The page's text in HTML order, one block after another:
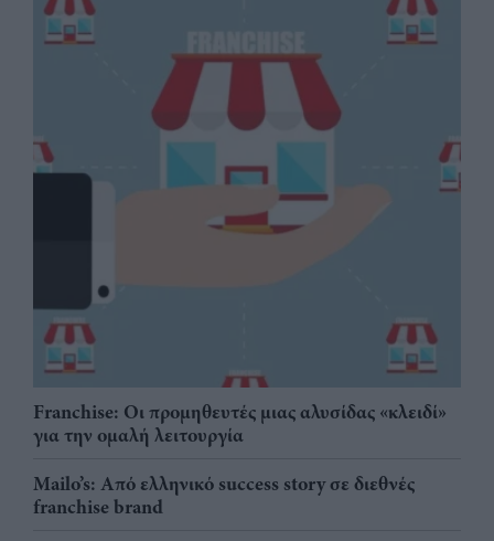
Franchise: Οι προμηθευτές μιας αλυσίδας «κλειδί»
για την ομαλή λειτουργία
Mailo’s: Από ελληνικό success story σε διεθνές
franchise brand